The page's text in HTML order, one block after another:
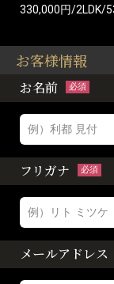
330,000円/2LDK/
お客様情報
お名前 必須
フリガナ 必須
メールアドレス